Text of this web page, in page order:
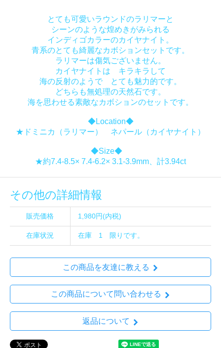
とても可愛いラウンドのラリマーと
シーンのような煌めきがみられる
インディゴカラーのカイヤナイト。
青系のとても綺麗なカボションセットです。
ラリマーは傷気ございません。
カイヤナイトは キラキラして
海の反射のようで とても魅力的です。
どちらも無処理の天然石です。
海を思わせる素敵なカボションのセットです。
◆Location◆
★ドミニカ（ラリマー） ネパール（カイヤナイト）
◆Size◆
★約7.4-8.5× 7.4-6.2× 3.1-3.9mm、計3.94ct
その他の詳細情報
販売価格 1,980円(内税)
在庫状況 在庫 1 限りです。
この商品を友達に教える
この商品について問い合わせる
返品について